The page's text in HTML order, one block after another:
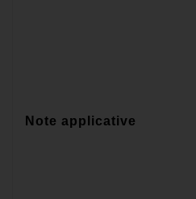
Note applicative